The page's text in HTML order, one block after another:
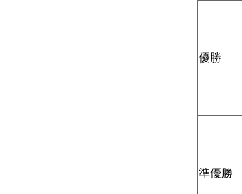
優勝
準優勝